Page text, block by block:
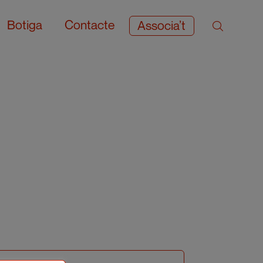
Botiga Contacte Associa’t